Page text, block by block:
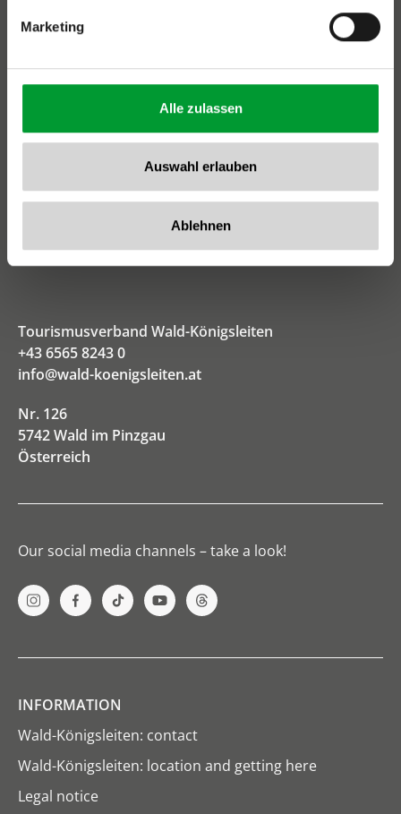
Marketing
Alle zulassen
Auswahl erlauben
Ablehnen
Tourismusverband Wald-Königsleiten
+43 6565 8243 0
info@wald-koenigsleiten.at
Nr. 126
5742 Wald im Pinzgau
Österreich
Our social media channels – take a look!
INFORMATION
Wald-Königsleiten: contact
Wald-Königsleiten: location and getting here
Legal notice